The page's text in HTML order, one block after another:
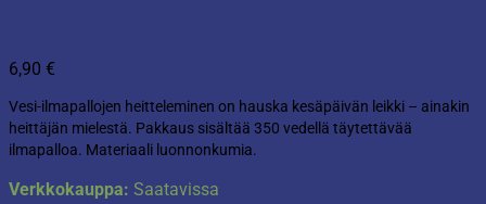
6,90 €
Vesi-ilmapallojen heitteleminen on hauska kesäpäivän leikki – ainakin
heittäjän mielestä. Pakkaus sisältää 350 vedellä täytettävää
ilmapalloa. Materiaali luonnonkumia.
Verkkokauppa: Saatavissa